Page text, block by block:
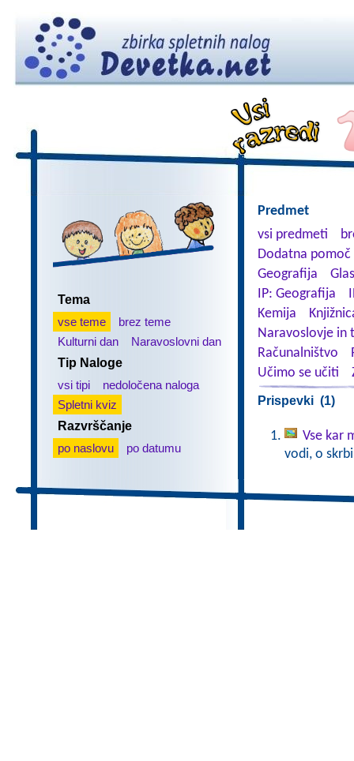
Tema
vse teme
brez teme
Kulturni dan
Naravoslovni dan
Tip Naloge
vsi tipi
nedoločena naloga
Spletni kviz
Razvrščanje
po naslovu
po datumu
Predmet
vsi predmeti
Dodatna
Geografija
IP: Geografija
Kemija
Naravoslovje in
Računalništvo
Učimo se učiti
Prispevki (1)
Vse kar
vodi, o